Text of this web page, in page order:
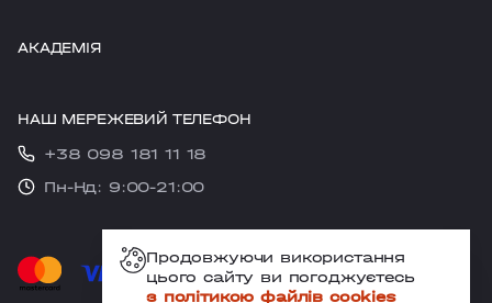
АКАДЕМІЯ
НАШ МЕРЕЖЕВИЙ ТЕЛЕФОН
+38 098 181 11 18
Пн-Нд: 9:00-21:00
Продовжуючи використання
цього сайту ви погоджуєтесь
з політикою файлів cookies